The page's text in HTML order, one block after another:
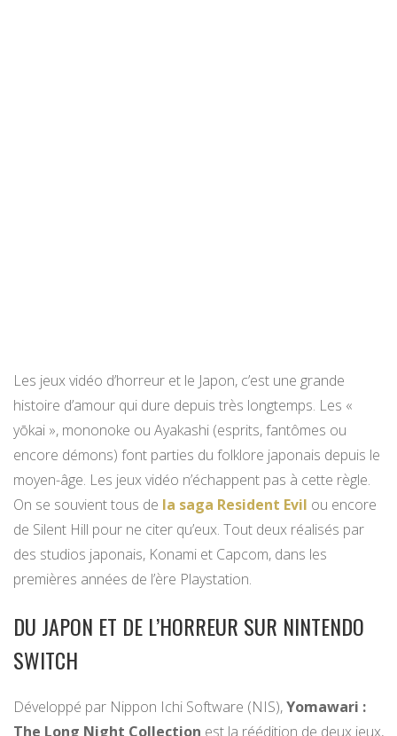
Les jeux vidéo d’horreur et le Japon, c’est une grande
histoire d’amour qui dure depuis très longtemps. Les «
yōkai », mononoke ou Ayakashi (esprits, fantômes ou
encore démons) font parties du folklore japonais depuis le
moyen-âge. Les jeux vidéo n’échappent pas à cette règle.
On se souvient tous de la saga Resident Evil ou encore
de Silent Hill pour ne citer qu’eux. Tout deux réalisés par
des studios japonais, Konami et Capcom, dans les
premières années de l’ère Playstation.
DU JAPON ET DE L’HORREUR SUR NINTENDO
SWITCH
Développé par Nippon Ichi Software (NIS),Yomawari :
The Long Night Collection est la réédition de deux jeux,